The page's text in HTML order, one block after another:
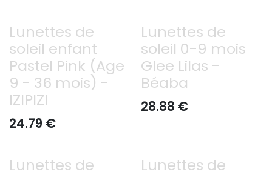
Lunettes de
soleil enfant
Pastel Pink (Age
9 - 36 mois) -
IZIPIZI
24.79 €
Lunettes de
soleil 0-9 mois
Glee Lilas -
Béaba
28.88 €
Lunettes de
Lunettes de